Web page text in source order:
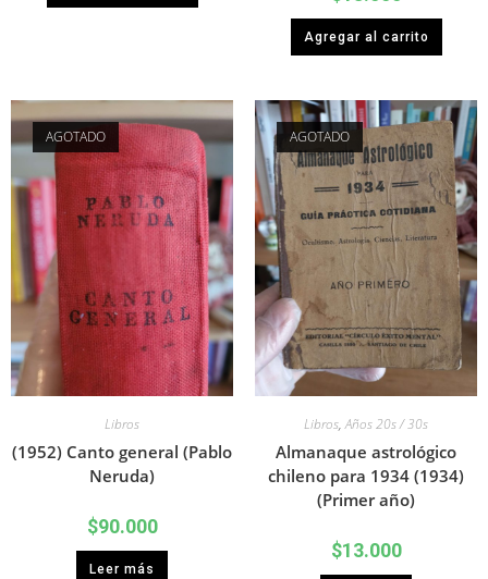
Agregar al carrito
AGOTADO
Libros
(1952) Canto general (Pablo
Neruda)
$90.000
Leer más
AGOTADO
Libros,Años 20s / 30s
Almanaque astrológico
chileno para 1934 (1934)
(Primer año)
$13.000